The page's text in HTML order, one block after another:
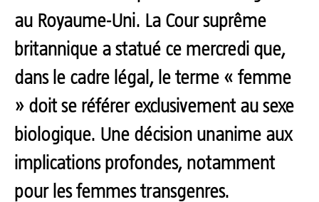
au Royaume-Uni. La Cour suprême
britannique a statué ce mercredi que,
dans le cadre légal, le terme « femme
» doit se référer exclusivement au sexe
biologique. Une décision unanime aux
implications profondes, notamment
pour les femmes transgenres.